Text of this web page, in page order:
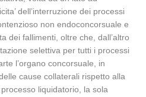
dell’interruzione dei processi
non endoconcorsuale e
dei fallimenti, oltre che, dall’altro
selettiva per tutti i processi
l’organo concorsuale, in
cause collaterali rispetto alla
liquidatorio, la sola